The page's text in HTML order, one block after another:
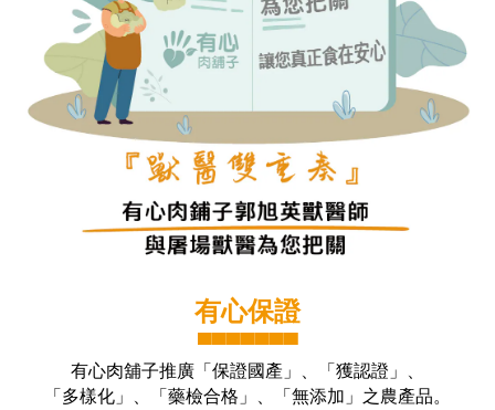
有心保證
▀▀▀▀▀▀▀
有心肉舖子推廣「保證國產」、「獲認證」、
「多樣化」、「藥檢合格」、「無添加」之農產品。